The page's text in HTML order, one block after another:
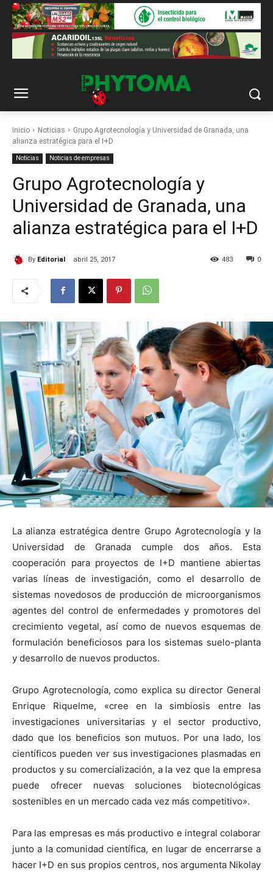
Inicio Noticias
Grupo Agrotecnología y Universidad de Granada, una
alianza estratégica para el I+D
Noticias Noticias de empresas
Grupo Agrotecnología y
Universidad de Granada, una
alianza estratégica para el I+D
By Editorial abril 25, 2017 0
483
La alianza estratégica dentre Grupo Agrotecnología y la
Universidad de Granada cumple dos años. Esta
cooperación para proyectos de I+D mantiene abiertas
varias líneas de investigación, como el desarrollo de
sistemas novedosos de producción de microorganismos
agentes del control de enfermedades y promotores del
crecimiento vegetal, así como de nuevos esquemas de
formulación beneficiosos para los sistemas suelo-planta
y desarrollo de nuevos productos.
Grupo Agrotecnología, como explica su director General
Enrique Riquelme, «cree en la simbiosis entre las
investigaciones universitarias y el sector productivo,
dado que los beneficios son mutuos. Por una lado, los
científicos pueden ver sus investigaciones plasmadas en
productos y su comercialización, a la vez que la empresa
puede ofrecer nuevas soluciones biotecnológicas
sostenibles en un mercado cada vez más competitivo».
Para las empresas es más productivo e integral colaborar
junto a la comunidad científica, en lugar de encerrarse a
hacer I+D en sus propios centros, nos argumenta Nikolay